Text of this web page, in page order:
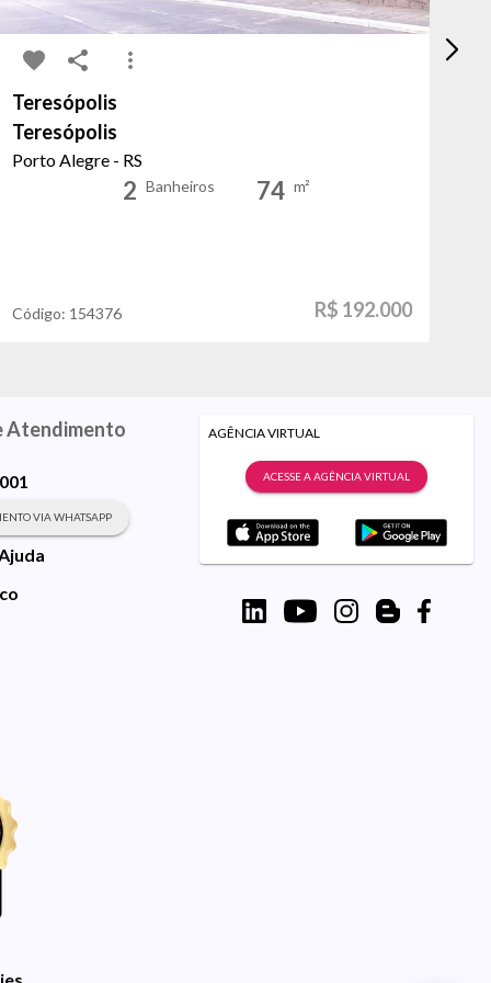
Teresópolis
Teresópolis
Porto Alegre - RS
2 Banheiros 74 m²
Código: 154376 R$ 192.000
Atendimento
VIA WHATSAPP
AGÊNCIA VIRTUAL
ACESSE A AGÊNCIA VIRTUAL